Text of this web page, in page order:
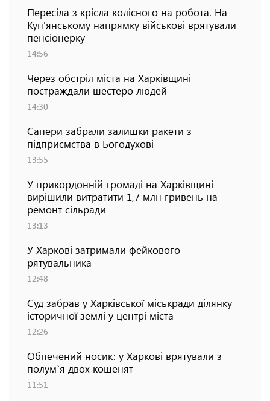
Пересіла з крісла колісного на робота. На
Куп'янському напрямку військові врятували
пенсіонерку
14:56
Через обстріл міста на Харківщині
постраждали шестеро людей
14:30
Сапери забрали залишки ракети з
підприємства в Богодухові
13:55
У прикордонній громаді на Харківщині
вирішили витратити 1,7 млн гривень на
ремонт сільради
13:13
У Харкові затримали фейкового
рятувальника
12:48
Суд забрав у Харківської міськради ділянку
історичної землі у центрі міста
12:26
Обпечений носик: у Харкові врятували з
полум`я двох кошенят
11:51